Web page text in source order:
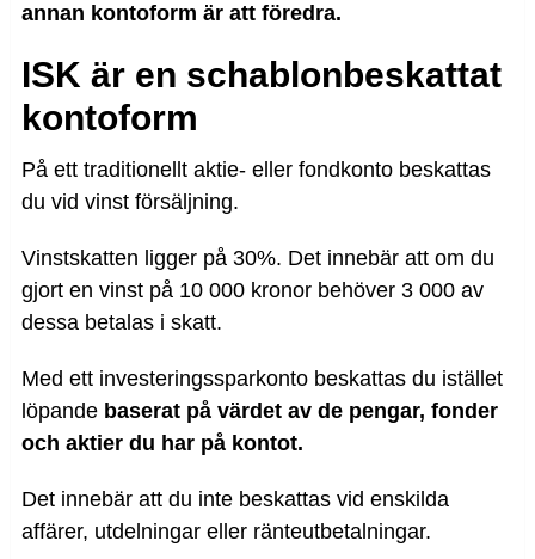
annan kontoform är att föredra.
ISK är en schablonbeskattat
kontoform
På ett traditionellt aktie- eller fondkonto beskattas
du vid vinst försäljning.
Vinstskatten ligger på 30%. Det innebär att om du
gjort en vinst på 10 000 kronor behöver 3 000 av
dessa betalas i skatt.
Med ett investeringssparkonto beskattas du istället
löpande baserat på värdet av de pengar, fonder
och aktier du har på kontot.
Det innebär att du inte beskattas vid enskilda
affärer, utdelningar eller ränteutbetalningar.